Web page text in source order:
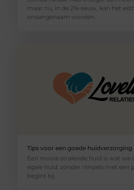
maar nu, in de 21e eeuw, kan het
onaangenaam worden.
Tips voor een goede huidverzorging
Een mooie stralende huid is wat we
egale huid, zonder rimpels met een
begint bij